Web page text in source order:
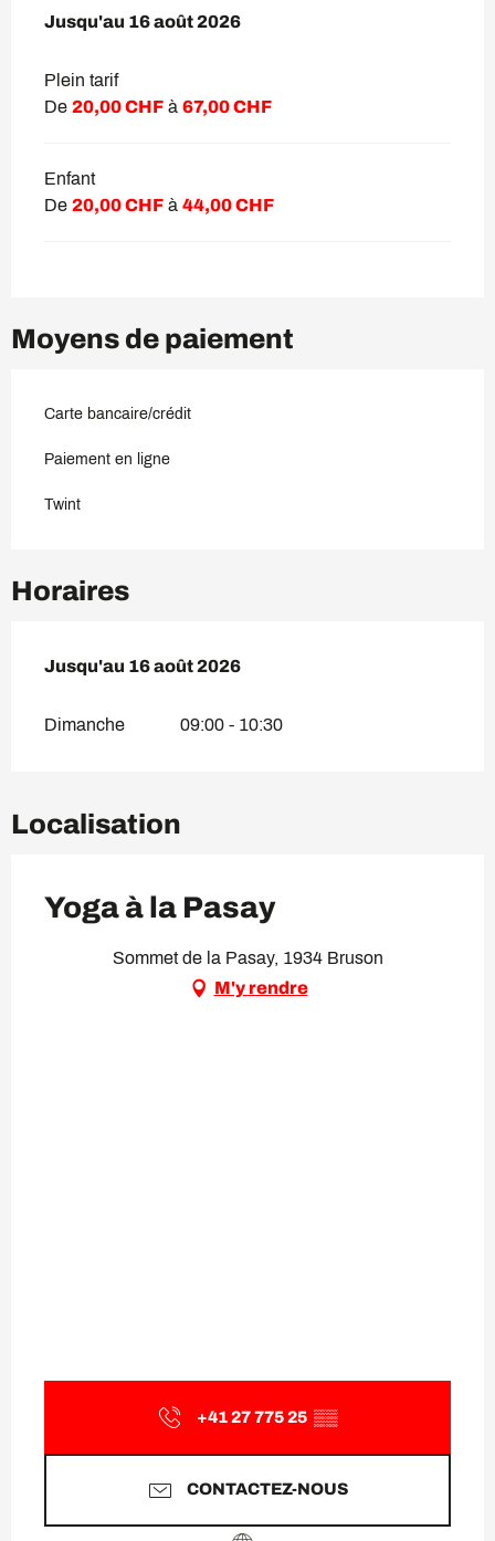
Du12 juillet 2026au16 août 2026
Jusqu'au 16 août 2026
Plein tarif
De 20,00 CHF à 67,00 CHF
Enfant
De 20,00 CHF à 44,00 CHF
Moyens de paiement
Carte bancaire/crédit
Paiement en ligne
Twint
Horaires
Du12 juillet 2026au16 août 2026
Jusqu'au 16 août 2026
Dimanche 09:00 - 10:30
Localisation
Yoga à la Pasay
Sommet de la Pasay, 1934 Bruson
M'y rendre
+41 27 775 25 ▒▒
CONTACTEZ-NOUS